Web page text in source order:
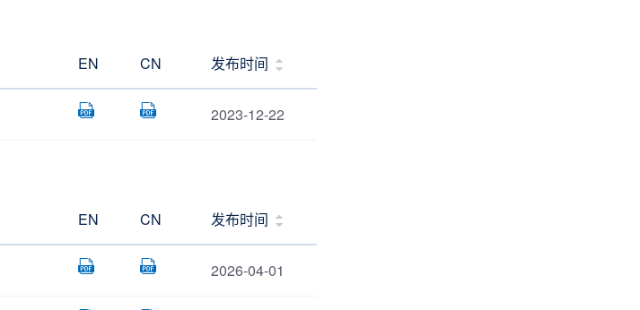
EN CN 发布时间
2023-12-22
EN CN 发布时间
2026-04-01